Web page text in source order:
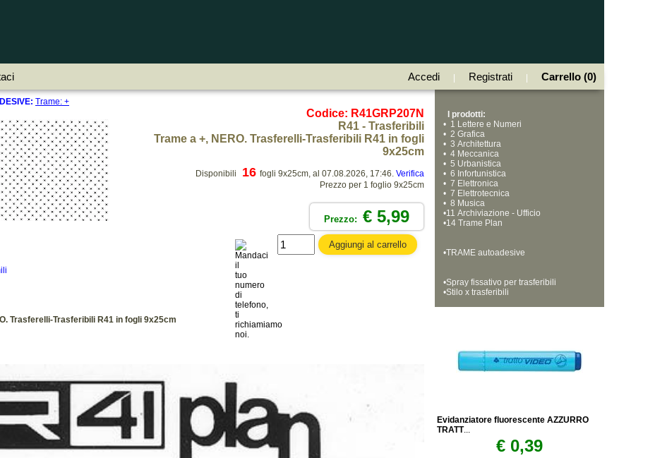
Accedi Registrati Carrello (0)
Trame: +
Codice: R41GRP207N
R41 - Trasferibili
Trame a +, NERO. Trasferelli-Trasferibili R41 in fogli
9x25cm
Disponibili 16 fogli 9x25cm, al 07.08.2026, 17:46. Verifica
Prezzo per 1 foglio 9x25cm
Prezzo: € 5,99
Trasferelli-Trasferibili R41 in fogli 9x25cm
I prodotti:
• 1 Lettere e Numeri
• 2 Grafica
• 3 Architettura
• 4 Meccanica
• 5 Urbanistica
• 6 Infortunistica
• 7 Elettronica
• 7 Elettrotecnica
• 8 Musica
•11 Archiviazione - Ufficio
•14 Trame Plan
•TRAME autoadesive
•Spray fissativo per trasferibili
•Stilo x trasferibili
Evidanziatore fluorescente AZZURRO
TRATT...
€ 0,39